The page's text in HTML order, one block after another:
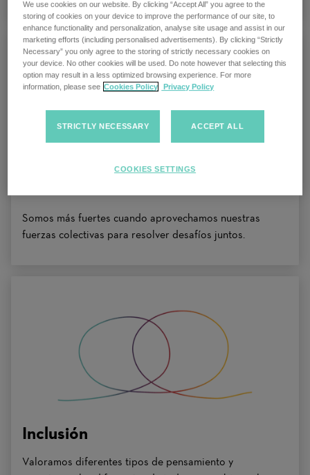
Somos más fuertes cuando aprovechamos nuestras
fuerzas colectivas para resolver desafíos juntos.
Inclusión
Valoramos diferentes tipos de pensamiento y
We use cookies on our website. By clicking “Accept All” you agree to the
storing of cookies on your device to improve the performance of our site, to
enhance functionality and personalization, analyse site usage and assist in our
marketing efforts (including personalised advertisements). By clicking “Strictly
Necessary” you only agree to the storing of strictly necessary cookies on
your device. No other cookies will be used. Do note however that selecting this
option may result in a less optimized browsing experience. For more
information, please see Cookies Policy Privacy Policy
STRICTLY NECESSARY ACCEPT ALL
COOKIES SETTINGS